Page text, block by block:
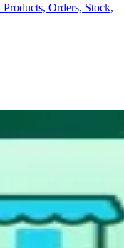
Orders, Stock,